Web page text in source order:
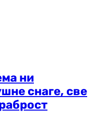
ни
снаге, све